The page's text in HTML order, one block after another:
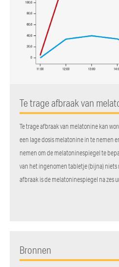
Te trage afbraak van
Te trage afbraak van melatonine kan
een lage dosis melatonine in te nemen
nemen om de melatoninespiegel te
van het ingenomen tabletje (bijna) niets
afbraak is de melatoninespiegel na zes
Bronnen